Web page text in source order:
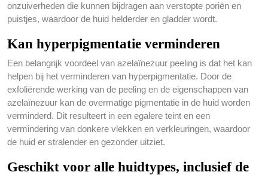
onzuiverheden die kunnen bijdragen aan verstopte poriën en
puistjes, waardoor de huid helderder en gladder wordt.
Kan hyperpigmentatie verminderen
Een belangrijk voordeel van azelaïnezuur peeling is dat het kan
helpen bij het verminderen van hyperpigmentatie. Door de
exfoliërende werking van de peeling en de eigenschappen van
azelaïnezuur kan de overmatige pigmentatie in de huid worden
verminderd. Dit resulteert in een egalere teint en een
vermindering van donkere vlekken en verkleuringen, waardoor
de huid er stralender en gezonder uitziet.
Geschikt voor alle huidtypes, inclusief de